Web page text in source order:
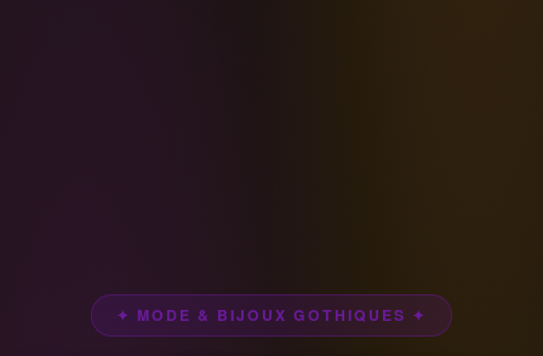
✦ MODE & BIJOUX GOTHIQUES ✦